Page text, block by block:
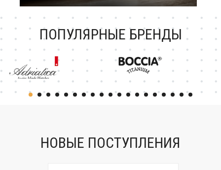
ПОПУЛЯРНЫЕ БРЕНДЫ
НОВЫЕ ПОСТУПЛЕНИЯ